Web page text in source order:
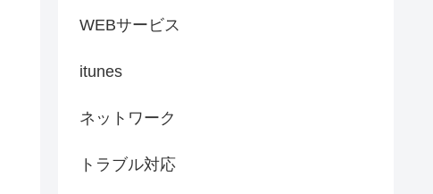
WEBサービス
itunes
ネットワーク
トラブル対応